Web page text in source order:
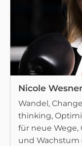
Nicole Wesner
Wandel,
thinking,
für neue Wege,
und Wachstum